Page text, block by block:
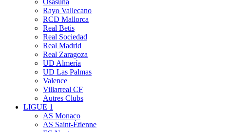
Osasuna
Rayo Vallecano
RCD Mallorca
Real Betis
Real Sociedad
Real Madrid
Real Zaragoza
UD Almería
UD Las Palmas
Valence
Villarreal CF
Autres Clubs
LIGUE 1
AS Monaco
AS Saint-Étienne